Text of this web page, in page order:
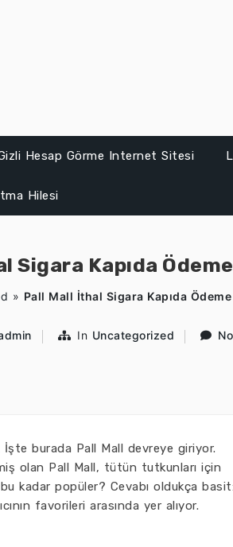
Hesap Görme Internet Sitesi
Hilesi
Sigara Kapıda Ödeme
» Pall Mall İthal Sigara Kapıda Ödeme
In Uncategorized
burada Pall Mall devreye giriyor.
olan Pall Mall, tütün tutkunları için
kadar popüler? Cevabı oldukça
favorileri arasında yer alıyor.